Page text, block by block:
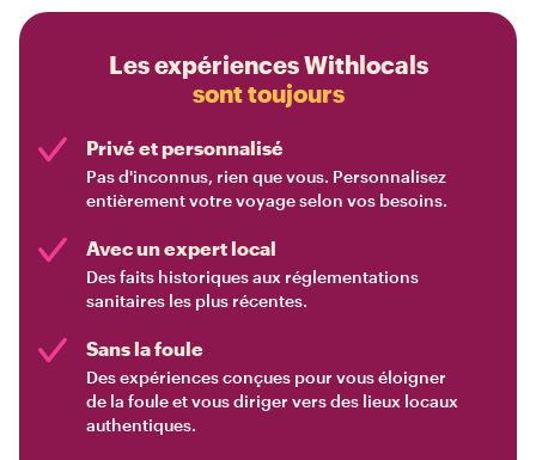
Les expériences Withlocals
sont toujours
Privé et personnalisé
Pas d'inconnus, rien que vous. Personnalisez
entièrement votre voyage selon vos besoins.
Avec un expert local
Des faits historiques aux réglementations
sanitaires les plus récentes.
Sans la foule
Des expériences conçues pour vous éloigner
de la foule et vous diriger vers des lieux locaux
authentiques.